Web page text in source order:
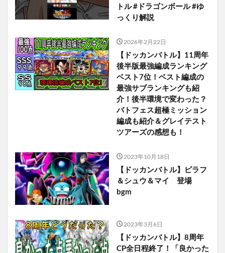
トル #ドラゴンボール #ゆ
っくり解説
2026年2月22日
【ドッカンバトル】11周年
後半版最強編成ランキング
ベスト7位！ベスト編成の
最強サブランキングも紹
介！後半環境で変わった？
バトフェス超極ミッション
編成も紹介＆グレイテスト
ツアーズの感想も！
2023年10月18日
【ドッカンバトル】ピラフ
＆シュウ＆マイ 登場
bgm
2023年3月6日
【ドッカンバトル】8周年
CP全日程終了！「良かった